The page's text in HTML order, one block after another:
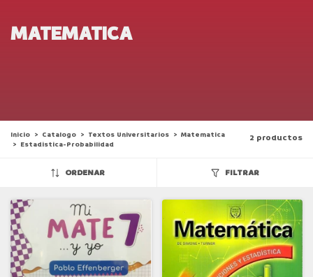
MATEMATICA
Inicio > Catalogo > Textos Universitarios > Matematica
> Estadistica-Probabilidad
2 productos
ORDENAR FILTRAR